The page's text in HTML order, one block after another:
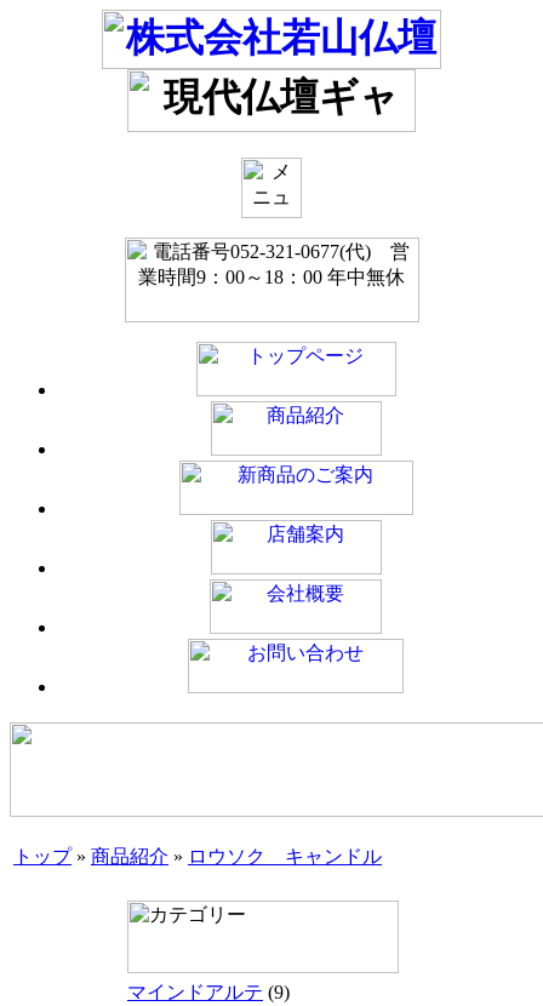
トップ» 商品紹介 » ロウソク キャンドル
マインドアルテ (9)